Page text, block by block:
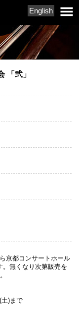
English
「弐」
京都コンサートホール
。無くなり次第販売を
土)まで